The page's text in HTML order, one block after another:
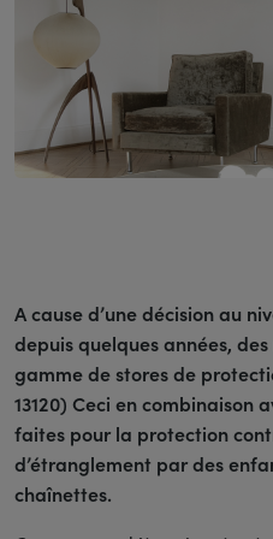
A cause d’une décision au
depuis quelques années,
gamme de stores de
13120) Ceci en combinaison
faites pour la protection
d’étranglement par des
chaînettes.